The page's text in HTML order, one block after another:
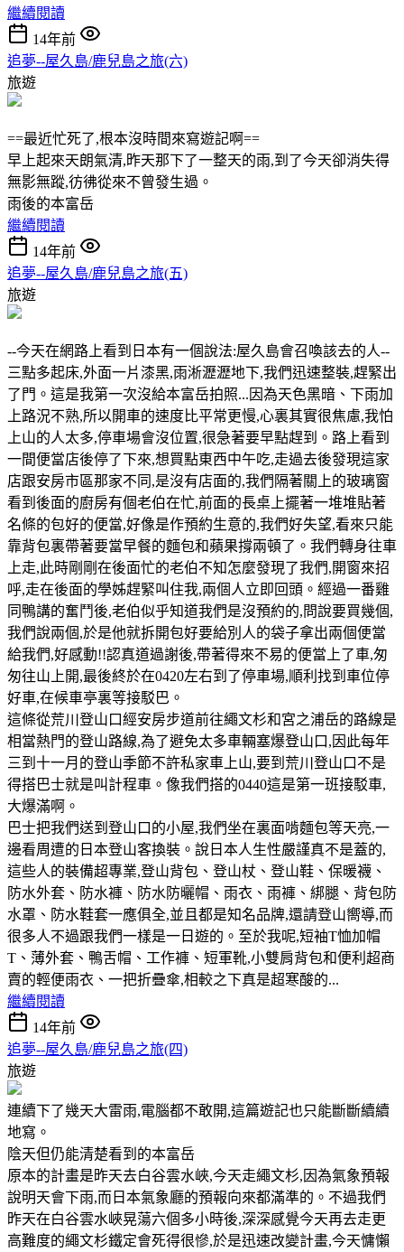
繼續閱讀
14年前
追夢--屋久島/鹿兒島之旅(六)
旅遊
==最近忙死了,根本沒時間來寫遊記啊==
早上起來天朗氣清,昨天那下了一整天的雨,到了今天卻消失得
無影無蹤,彷彿從來不曾發生過。
雨後的本富岳
繼續閱讀
14年前
追夢--屋久島/鹿兒島之旅(五)
旅遊
--今天在網路上看到日本有一個說法:屋久島會召喚該去的人--
三點多起床,外面一片漆黑,雨淅瀝瀝地下,我們迅速整裝,趕緊出
了門。這是我第一次沒給本富岳拍照...因為天色黑暗、下雨加
上路況不熟,所以開車的速度比平常更慢,心裏其實很焦慮,我怕
上山的人太多,停車場會沒位置,很急著要早點趕到。路上看到
一間便當店後停了下來,想買點東西中午吃,走過去後發現這家
店跟安房市區那家不同,是沒有店面的,我們隔著關上的玻璃窗
看到後面的廚房有個老伯在忙,前面的長桌上擺著一堆堆貼著
名條的包好的便當,好像是作預約生意的,我們好失望,看來只能
靠背包裏帶著要當早餐的麵包和蘋果撐兩頓了。我們轉身往車
上走,此時剛剛在後面忙的老伯不知怎麼發現了我們,開窗來招
呼,走在後面的學姊趕緊叫住我,兩個人立即回頭。經過一番雞
同鴨講的奮鬥後,老伯似乎知道我們是沒預約的,問說要買幾個,
我們說兩個,於是他就拆開包好要給別人的袋子拿出兩個便當
給我們,好感動!!認真道過謝後,帶著得來不易的便當上了車,匆
匆往山上開,最後終於在0420左右到了停車場,順利找到車位停
好車,在候車亭裏等接駁巴。
這條從荒川登山口經安房步道前往繩文杉和宮之浦岳的路線是
相當熱門的登山路線,為了避免太多車輛塞爆登山口,因此每年
三到十一月的登山季節不許私家車上山,要到荒川登山口不是
得搭巴士就是叫計程車。像我們搭的0440這是第一班接駁車,
大爆滿啊。
巴士把我們送到登山口的小屋,我們坐在裏面啃麵包等天亮,一
邊看周遭的日本登山客換裝。說日本人生性嚴謹真不是蓋的,
這些人的裝備超專業,登山背包、登山杖、登山鞋、保暖襪、
防水外套、防水褲、防水防曬帽、雨衣、雨褲、綁腿、背包防
水罩、防水鞋套一應俱全,並且都是知名品牌,還請登山嚮導,而
很多人不過跟我們一樣是一日遊的。至於我呢,短袖T恤加帽
T、薄外套、鴨舌帽、工作褲、短軍靴,小雙肩背包和便利超商
賣的輕便雨衣、一把折疊傘,相較之下真是超寒酸的...
繼續閱讀
14年前
追夢--屋久島/鹿兒島之旅(四)
旅遊
連續下了幾天大雷雨,電腦都不敢開,這篇遊記也只能斷斷續續
地寫。
陰天但仍能清楚看到的本富岳
原本的計畫是昨天去白谷雲水峽,今天走繩文杉,因為氣象預報
說明天會下雨,而日本氣象廳的預報向來都滿準的。不過我們
昨天在白谷雲水峽晃蕩六個多小時後,深深感覺今天再去走更
高難度的繩文杉鐵定會死得很慘,於是迅速改變計畫,今天慵懶